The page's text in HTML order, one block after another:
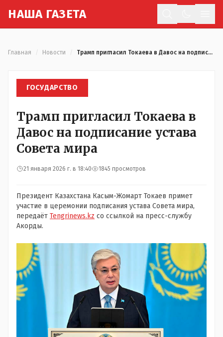
НАША ГАЗЕТА
Главная Новости Трамп пригласил Токаева в Давос на подписание устава Совета мира
ГОСУДАРСТВО
Трамп пригласил Токаева в
Давос на подписание устава
Совета мира
21 января 2026 г. в 18:40 1845 просмотров
Президент Казахстана Касым-Жомарт Токаев примет
участие в церемонии подписания устава Совета мира,
передаёт Tengrinews.kz со ссылкой на пресс-службу
Акорды.